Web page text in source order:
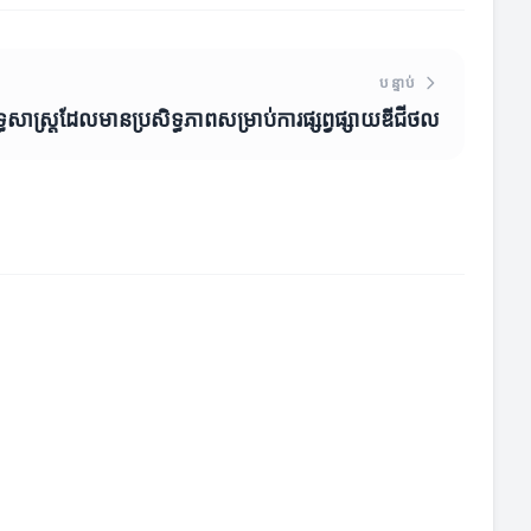
បន្ទាប់
សាស្ត្រដែលមានប្រសិទ្ធភាពសម្រាប់ការផ្សព្វផ្សាយឌីជីថល